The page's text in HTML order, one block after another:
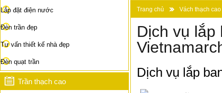
Lắp đặt điện nước
Đèn trần đẹp
Tư vấn thiết kế nhà đẹp
Đèn quạt trần
Trần thạch cao
Trang chủ Vách thạch cao
Dịch vụ
Dịch vụ lắp